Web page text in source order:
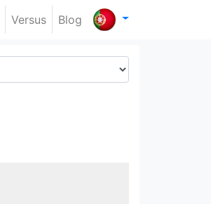
Versus Blog